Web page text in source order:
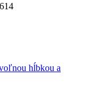
hĺbkou a